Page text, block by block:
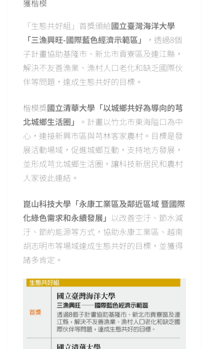
獲楷模
「生態共好組」首獎頒給國立臺灣海洋大學
「三漁興旺-國際藍色經濟示範區」
，透過8個
子計畫協助基隆市、新北市貢寮區及連江縣，
解決不友善漁業、漁村人口老化和缺乏國際伙
伴等問題，達成生態共好的目標。
楷模獎國立清華大學「以城鄉共好為導向的芎
北城鄉生活圈」
。計畫以竹北市東海隘口為中
心，連接新興市區與芎林客家農村。目標是發
展活動場域，促進城鄉互動，支持地方發展，
並形成芎北城鄉生活圈，讓科技新居民和農村
人家彼此連結。
崑山科技大學「永康工業區及鄰近區域 暨國際
化綠色需求和永續發展」 以改善空汙、節水減
汙、節約能源等方式，協助永康工業區、越南
胡志明市等場域達成生態共好的目標，並獲得
諸多肯定。